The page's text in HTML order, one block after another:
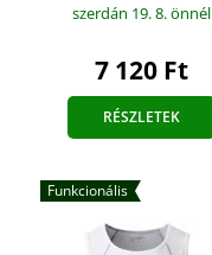
szerdán 19. 8.önnél
7 120 Ft
RÉSZLETEK
Funkcionális